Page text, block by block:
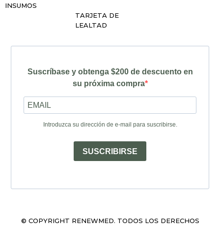
INSUMOS
TARJETA DE
LEALTAD
Suscríbase y obtenga $200 de descuento en
su próxima compra
Introduzca su dirección de e-mail para suscribirse.
SUSCRIBIRSE
© COPYRIGHT RENEWMED. TODOS LOS DERECHOS